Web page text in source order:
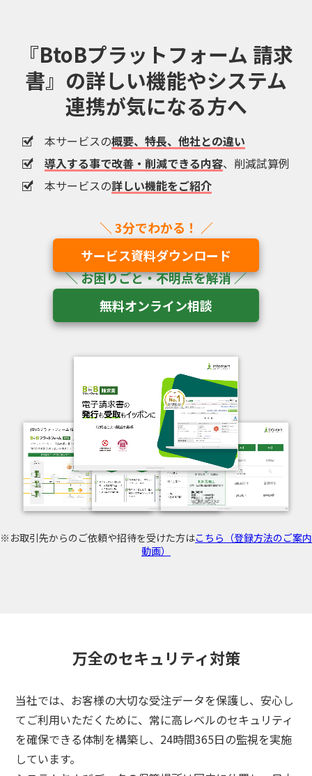
『BtoBプラットフォーム 請求
書』の詳しい機能やシステム
連携が気になる方へ
本サービスの概要、特長、他社との違い
導入する事で改善・削減できる内容、削減試算例
本サービスの詳しい機能をご紹介
サービス資料ダウンロード
無料オンライン相談
※お取引先からのご依頼や招待を受けた方はこちら（登録方法のご案内
動画）
万全のセキュリティ対策
当社では、お客様の大切な受注データを保護し、安心し
てご利用いただくために、 常に高レベルのセキュリティ
を確保できる体制を構築し、24時間365日の監視を実施
しています。